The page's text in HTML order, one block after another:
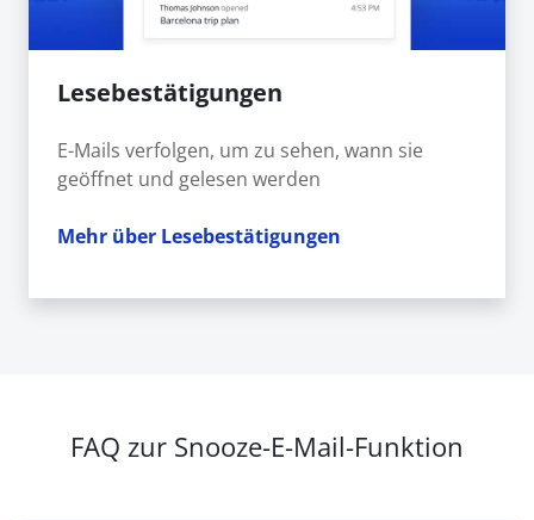
Lesebestätigungen
E-Mails verfolgen, um zu sehen, wann sie
geöffnet und gelesen werden
Mehr über Lesebestätigungen
FAQ zur Snooze-E-Mail-Funktion